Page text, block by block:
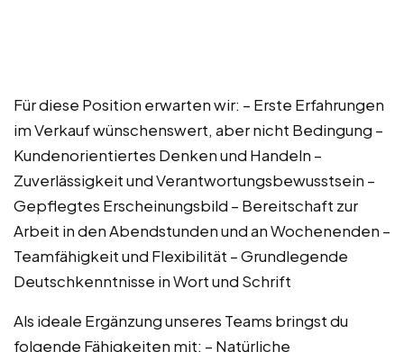
Für diese Position erwarten wir: – Erste Erfahrungen
im Verkauf wünschenswert, aber nicht Bedingung –
Kundenorientiertes Denken und Handeln –
Zuverlässigkeit und Verantwortungsbewusstsein –
Gepflegtes Erscheinungsbild – Bereitschaft zur
Arbeit in den Abendstunden und an Wochenenden –
Teamfähigkeit und Flexibilität – Grundlegende
Deutschkenntnisse in Wort und Schrift
Als ideale Ergänzung unseres Teams bringst du
folgende Fähigkeiten mit: – Natürliche